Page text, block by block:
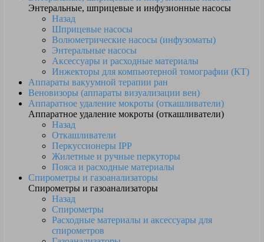
Энтеральные, шприцевые и инфузионные насосы
Назад
Шприцевые насосы
Волюметрические насосы (инфузоматы)
Энтеральные насосы
Аксессуары и расходные материалы
Инжекторы для компьютерной томографии (КТ)
Аппараты вакуумной терапии ран
Веновизоры (аппараты визуализации вен)
Аппаратное удаление мокроты (откашливатели)
Аппаратное удаление мокроты (откашливатели)
Назад
Откашливатели
Перкуссионеры IPP
Жилетные и ручные перкуторы
Пояса и расходные материалы
Спирометры и газоанализаторы
Спирометры и газоанализаторы
Назад
Спирометры
Расходные материалы и аксессуары для
спирометров